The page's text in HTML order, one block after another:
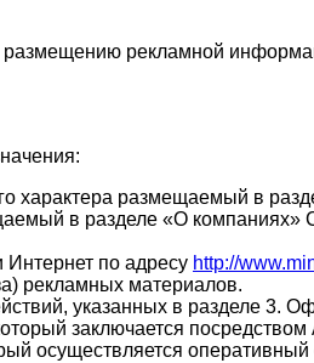
рекламной
характера размещаемый в
в разделе «О компаниях»
по адресу http://
рекламных материалов.
указанных в разделе 3.
заключается
осуществляется